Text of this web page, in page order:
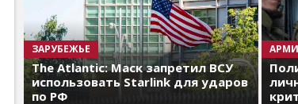
ЗАРУБЕЖЬЕ
The Atlantic: Маск запретил ВСУ
использовать Starlink для ударов
по РФ